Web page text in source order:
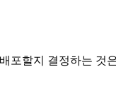
포할지 결정하는 것